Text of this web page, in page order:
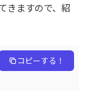
きますので、紹
コピーする！